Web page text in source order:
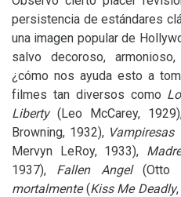
persistencia de estándares
una imagen popular de
salvo decoroso,
¿cómo nos ayuda esto a
filmes tan diversos como
Liberty (Leo McCarey,
Browning, 1932),Vampiresas
Mervyn LeRoy, 1933),
1937), Fallen Angel (Otto
mortalmente(Kiss Me Deadly